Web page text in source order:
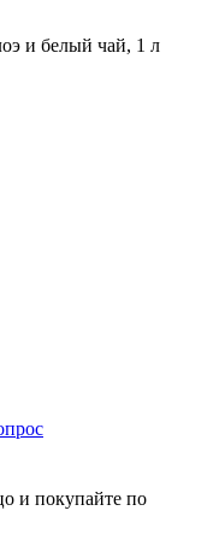
и белый чай, 1 л
и покупайте по